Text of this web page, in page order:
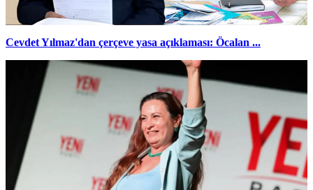
Cevdet Yılmaz'dan çerçeve yasa açıklaması: Öcalan ...